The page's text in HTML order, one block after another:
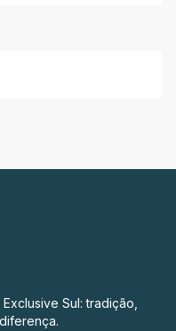
Sul: tradição,